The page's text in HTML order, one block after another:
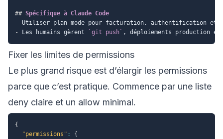
## Spécifique à Claude Code
-
- Les humains gèrent `git push`
Fixer les limites de permissions
Le plus grand risque est d’élargir les permissions
parce que c’est pratique. Commence par une liste
deny claire et un allow minimal.
{
"permissions" :
{